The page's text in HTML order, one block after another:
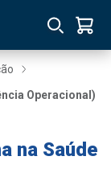
Operacional)
na Saúde